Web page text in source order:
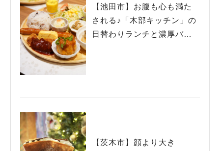
【池田市】お腹も心も満た
される♪「木部キッチン」の
日替わりランチと濃厚バス
【茨木市】顔より大き